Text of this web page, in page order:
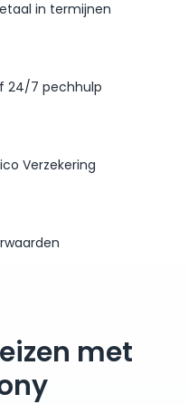
in termijnen
24/7 pechhulp
Verzekering
met